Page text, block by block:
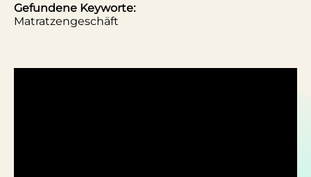
Gefundene Keyworte:
Matratzengeschäft